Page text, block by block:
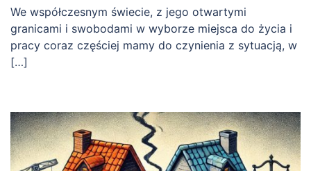
We współczesnym świecie, z jego otwartymi
granicami i swobodami w wyborze miejsca do życia i
pracy coraz częściej mamy do czynienia z sytuacją, w
[…]